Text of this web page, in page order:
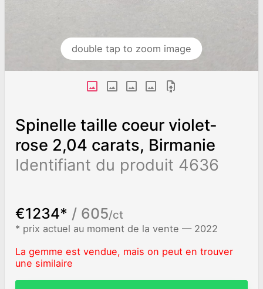
double tap to zoom image
Spinelle taille coeur violet-
rose 2,04 carats, Birmanie
Identifiant du produit 4636
€1234* / 605/ct
* prix actuel au moment de la vente — 2022
La gemme est vendue, mais on peut en trouver
une similaire